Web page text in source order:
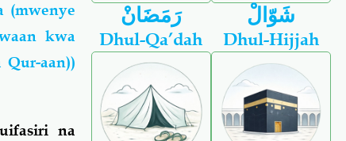
(mwenye
kwa
aan))
na
رَمَضَانْ شَوّالْ
Dhul-Qa’dah Dhul-Hijjah